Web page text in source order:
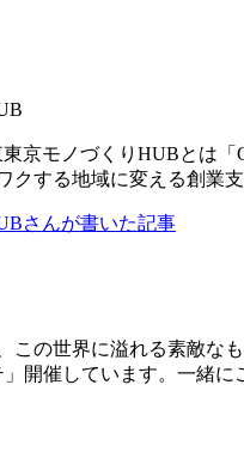
東京モノづくりHUBと
クする地域に変える創業
さんが書いた記事
の世界に溢れる素敵な
開催しています。一緒に